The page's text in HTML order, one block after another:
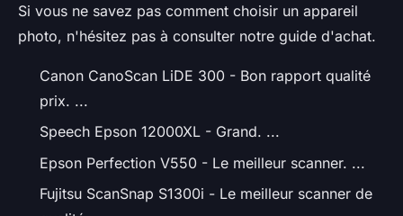
Si vous ne savez pas comment choisir un appareil
photo, n'hésitez pas à consulter notre guide d'achat.
Canon CanoScan LiDE 300 - Bon rapport qualité
prix. ...
Speech Epson 12000XL - Grand. ...
Epson Perfection V550 - Le meilleur scanner. ...
Fujitsu ScanSnap S1300i - Le meilleur scanner de